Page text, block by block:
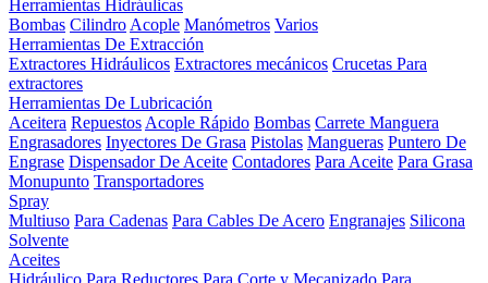
Herramientas Hidráulicas
Bombas Cilindro Acople Manómetros Varios
Herramientas De Extracción
Extractores Hidráulicos Extractores mecánicos Crucetas Para
extractores
Herramientas De Lubricación
Aceitera Repuestos Acople Rápido Bombas Carrete Manguera
Engrasadores Inyectores De Grasa Pistolas Mangueras Puntero De
Engrase Dispensador De Aceite Contadores Para Aceite Para Grasa
Monupunto Transportadores
Spray
Multiuso Para Cadenas Para Cables De Acero Engranajes Silicona
Solvente
Aceites
Hidráulico Para Reductores Para Corte y Mecanizado Para